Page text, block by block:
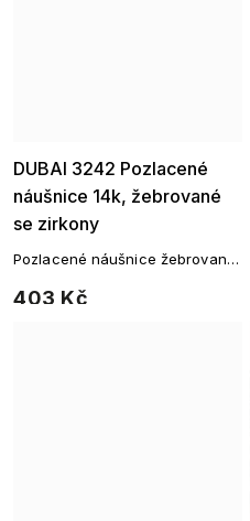
DUBAI 3242 Pozlacené
náušnice 14k, žebrované
se zirkony
Ellami
403 Kč
Pozlacené náušnice žebrované